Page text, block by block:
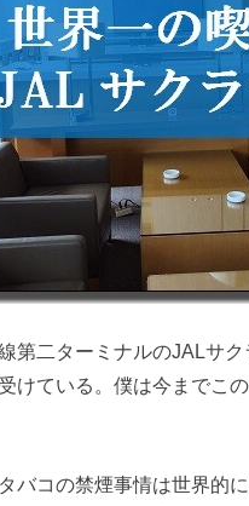
第二ターミナルのJALサ
けている。僕は今までこ
バコの禁煙事情は世界的